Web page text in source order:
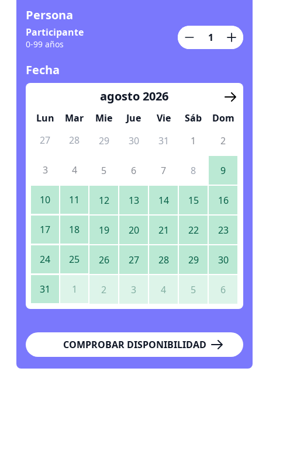
Persona
Participante
0-99 años
Fecha
agosto 2026
Lun Mar Mie Jue Vie Sáb
Dom
27
28 29 30 31 1 2
3 4 5 6 7 8 9
10 11 12 13 14 15 16
17 18 19 20 21 22 23
24 25 26 27 28 29 30
31 1 2 3 4 5 6
COMPROBAR DISPONIBILIDAD